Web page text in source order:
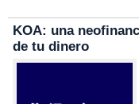
KOA: una
de tu dinero